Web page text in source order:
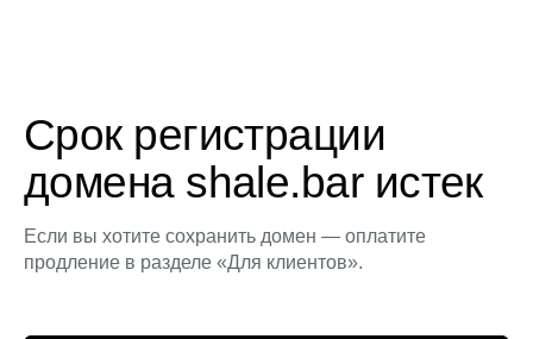
Срок регистрации
домена shale.bar истек
Если вы хотите сохранить домен — оплатите
продление в разделе «Для клиентов».